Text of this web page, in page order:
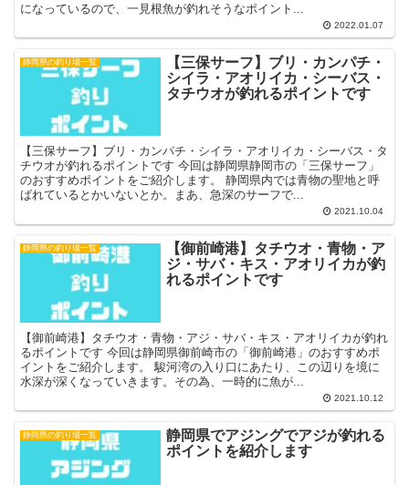
になっているので、一見根魚が釣れそうなポイント...
2022.01.07
静岡県の釣り場一覧
【三保サーフ】ブリ・カンパチ・
シイラ・アオリイカ・シーバス・
タチウオが釣れるポイントです
【三保サーフ】ブリ・カンパチ・シイラ・アオリイカ・シーバス・タ
チウオが釣れるポイントです 今回は静岡県静岡市の「三保サーフ」
のおすすめポイントをご紹介します。 静岡県内では青物の聖地と呼
ばれているとかいないとか。まあ、急深のサーフで...
2021.10.04
静岡県の釣り場一覧
【御前崎港】タチウオ・青物・ア
ジ・サバ・キス・アオリイカが釣
れるポイントです
【御前崎港】タチウオ・青物・アジ・サバ・キス・アオリイカが釣れ
るポイントです 今回は静岡県御前崎市の「御前崎港」のおすすめポ
イントをご紹介します。 駿河湾の入り口にあたり、この辺りを境に
水深が深くなっていきます。その為、一時的に魚が...
2021.10.12
静岡県の釣り場一覧
静岡県でアジングでアジが釣れる
ポイントを紹介します